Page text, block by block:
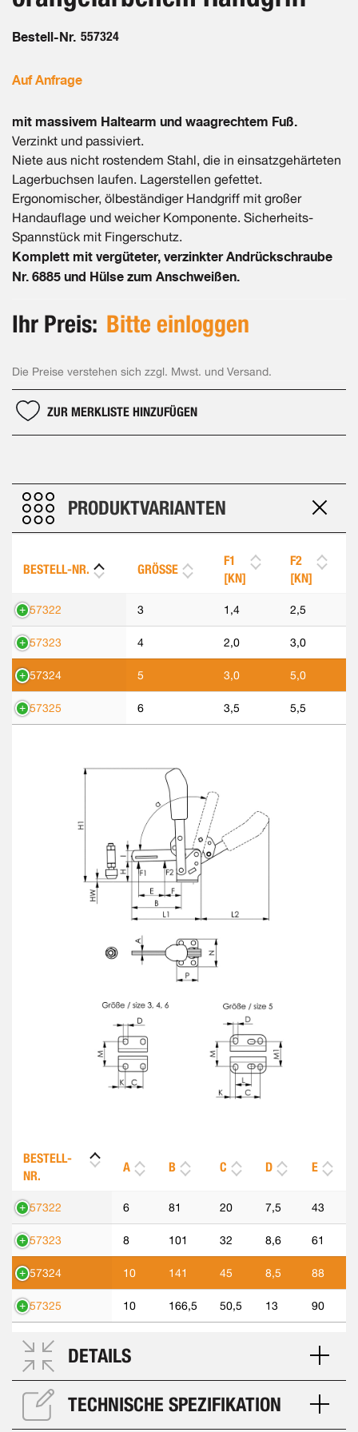
Bestell-Nr. 557324
Auf Anfrage
mit massivem Haltearm und waagrechtem Fuß.
Verzinkt und passiviert.
Niete aus nicht rostendem Stahl, die in einsatzgehärteten
Lagerbuchsen laufen. Lagerstellen gefettet.
Ergonomischer, ölbeständiger Handgriff mit großer
Handauflage und weicher Komponente. Sicherheits-
Spannstück mit Fingerschutz.
Komplett mit vergüteter, verzinkter Andrückschraube
Nr. 6885 und Hülse zum Anschweißen.
Ihr Preis: Bitte einloggen
Die Preise verstehen sich zzgl. Mwst. und Versand.
ZUR MERKLISTE HINZUFÜGEN
PRODUKTVARIANTEN
BESTELL-NR. GRÖSSE
F1
[KN]
F2
[KN]
557322 3 1,4 2,5
557323 4 2,0 3,0
557324 5 3,0 5,0
557325 6 3,5 5,5
BESTELL-
NR.
A B C D E
557322 6 81 20 7,5 43
557323 8 101 32 8,6 61
557324 10 141 45 8,5 88
557325 10 166,5 50,5 13 90
DETAILS
TECHNISCHE SPEZIFIKATION